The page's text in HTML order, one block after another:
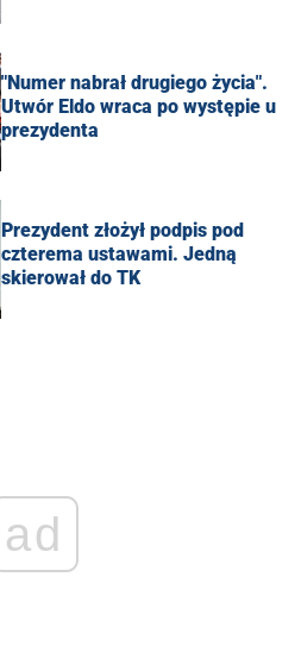
"Numer nabrał drugiego życia".
Utwór Eldo wraca po występie u
prezydenta
Prezydent złożył podpis pod
czterema ustawami. Jedną
skierował do TK
ad